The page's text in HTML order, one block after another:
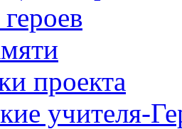
проекта
учителя-